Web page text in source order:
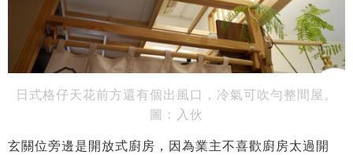
日式格仔天花前方還有個出風口，冷氣可吹勻整間屋。
圖：入伙
玄關位旁邊是開放式廚房，因為業主不喜歡廚房太過開